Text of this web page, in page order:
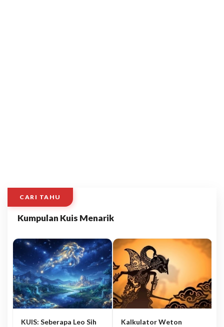
CARI TAHU
Kumpulan Kuis Menarik
KUIS: Seberapa Leo Sih
Kalkulator Weton